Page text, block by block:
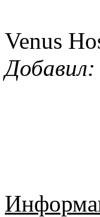
Venus
Добавил: